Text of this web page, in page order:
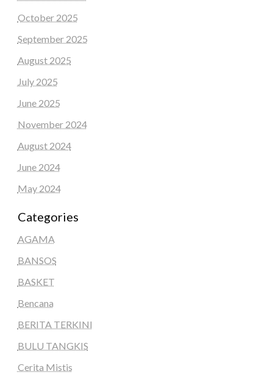
October 2025
September 2025
August 2025
July 2025
June 2025
November 2024
August 2024
June 2024
May 2024
Categories
AGAMA
BANSOS
BASKET
Bencana
BERITA TERKINI
BULU TANGKIS
Cerita Mistis